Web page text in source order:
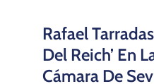
Rafael
Del Reich’ En
Cámara De